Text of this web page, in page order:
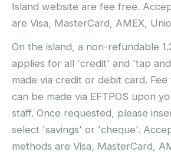
Island website are fee free.
are Visa, MasterCard, AMEX,
On the island, a non-refundable
applies for all 'credit' and 'tap
made via credit or debit card.
can be made via EFTPOS upon
staff. Once requested, please
select 'savings' or 'cheque'.
methods are Visa, MasterCard,